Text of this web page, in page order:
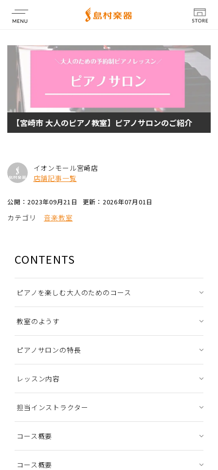
店舗情報
【宮崎市 大人のピアノ教室】ピアノサロンのご紹介
イオンモール宮崎店
店舗記事一覧
公開：2023年09月21日 更新：2026年07月01日
カテゴリ 音楽教室
CONTENTS
ピアノを楽しむ大人のためのコース
教室のようす
ピアノサロンの特長
レッスン内容
担当インストラクター
コース概要
コース概要